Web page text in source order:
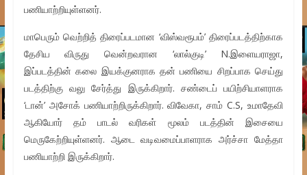
பணியாற்றியுள்ளனர்.
மாபெரும் வெற்றித் திரைப்படமான ‘விஸ்வரூபம்’ திரைப்படத்திற்காக
தேசிய விருது வென்றவரான ‘லால்குடி’ N.இளையராஜா,
இப்படத்தின் கலை இயக்குனராக தன் பணியை சிறப்பாக செய்து
படத்திற்கு வலு சேர்த்து இருக்கிறார். சண்டைப் பயிற்சியாளராக
‘டான்’ அசோக் பணியாற்றிருக்கிறார். விவேகா, சாம் C.S, உமாதேவி
ஆகியோர் தம் பாடல் வரிகள் மூலம் படத்தின் இசையை
மெருகேற்றியுள்ளனர். ஆடை வடிவமைப்பாளராக அர்ச்சா மேத்தா
பணியாற்றி இருக்கிறார்.